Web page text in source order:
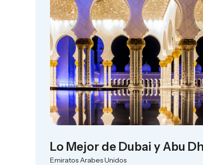
Lo Mejor de Dubai y Abu
Emiratos Arabes Unidos